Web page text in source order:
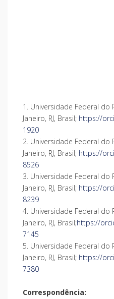
1. Universidade Federal do
Janeiro, RJ, Brasil; https://
1920
2. Universidade Federal do
Janeiro, RJ, Brasil; https://
8526
3. Universidade Federal do
Janeiro, RJ, Brasil; https://
8239
4. Universidade Federal do
Janeiro, RJ, Brasil;https://
7145
5. Universidade Federal do
Janeiro, RJ, Brasil; https://
7380
Correspondência: